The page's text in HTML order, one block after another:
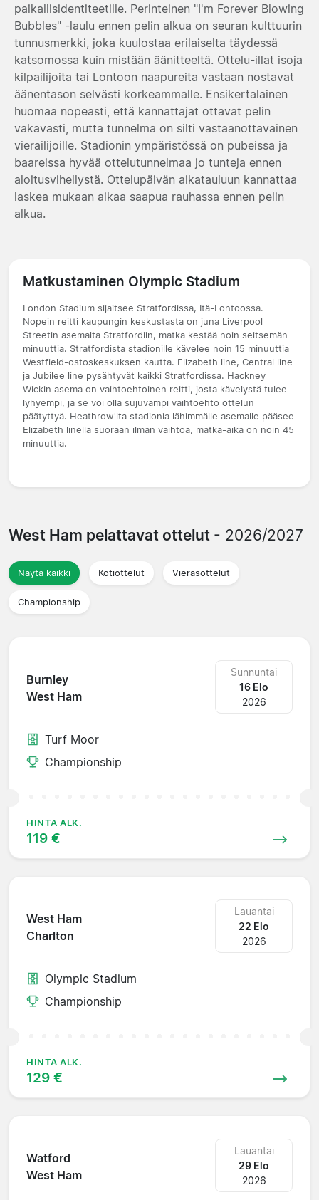
paikallisidentiteetille. Perinteinen "I'm Forever Blowing
Bubbles" -laulu ennen pelin alkua on seuran kulttuurin
tunnusmerkki, joka kuulostaa erilaiselta täydessä
katsomossa kuin mistään äänitteeltä. Ottelu-illat isoja
kilpailijoita tai Lontoon naapureita vastaan nostavat
äänentason selvästi korkeammalle. Ensikertalainen
huomaa nopeasti, että kannattajat ottavat pelin
vakavasti, mutta tunnelma on silti vastaanottavainen
vierailijoille. Stadionin ympäristössä on pubeissa ja
baareissa hyvää ottelutunnelmaa jo tunteja ennen
aloitusvihellystä. Ottelupäivän aikatauluun kannattaa
laskea mukaan aikaa saapua rauhassa ennen pelin
alkua.
Matkustaminen Olympic Stadium
London Stadium sijaitsee Stratfordissa, Itä-Lontoossa.
Nopein reitti kaupungin keskustasta on juna Liverpool
Streetin asemalta Stratfordiin, matka kestää noin seitsemän
minuuttia. Stratfordista stadionille kävelee noin 15 minuuttia
Westfield-ostoskeskuksen kautta. Elizabeth line, Central line
ja Jubilee line pysähtyvät kaikki Stratfordissa. Hackney
Wickin asema on vaihtoehtoinen reitti, josta kävelystä tulee
lyhyempi, ja se voi olla sujuvampi vaihtoehto ottelun
päätyttyä. Heathrow'lta stadionia lähimmälle asemalle pääsee
Elizabeth linella suoraan ilman vaihtoa, matka-aika on noin 45
minuuttia.
West Ham pelattavat ottelut - 2026/2027
Näytä kaikki Kotiottelut Vierasottelut
Championship
Burnley
West Ham
Sunnuntai
16 Elo
2026
Turf Moor
Championship
HINTA ALK.
119 €
West Ham
Charlton
Lauantai
22 Elo
2026
Olympic Stadium
Championship
HINTA ALK.
129 €
Watford
West Ham
Lauantai
29 Elo
2026